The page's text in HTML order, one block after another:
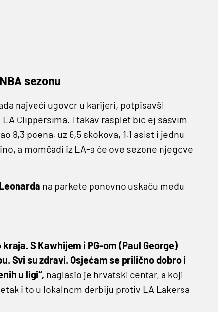
sezonu
najveći ugovor u karijeri, potpisavši
Clippersima. I takav rasplet bio ej sasvim
8,3 poena, uz 6,5 skokova, 1,1 asist i jednu
a momčadi iz LA-a će ove sezone njegove
na parkete ponovno uskaču među
S Kawhijem i PG-om (Paul George)
Svi su zdravi. Osjećam se prilično dobro i
u ligi“, naglasio je hrvatski centar, a koji
i to u lokalnom derbiju protiv LA Lakersa